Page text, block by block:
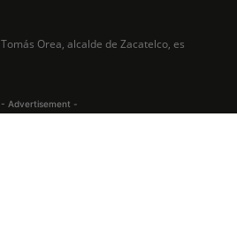
Tomás Orea, alcalde de Zacatelco, es
- Advertisement -